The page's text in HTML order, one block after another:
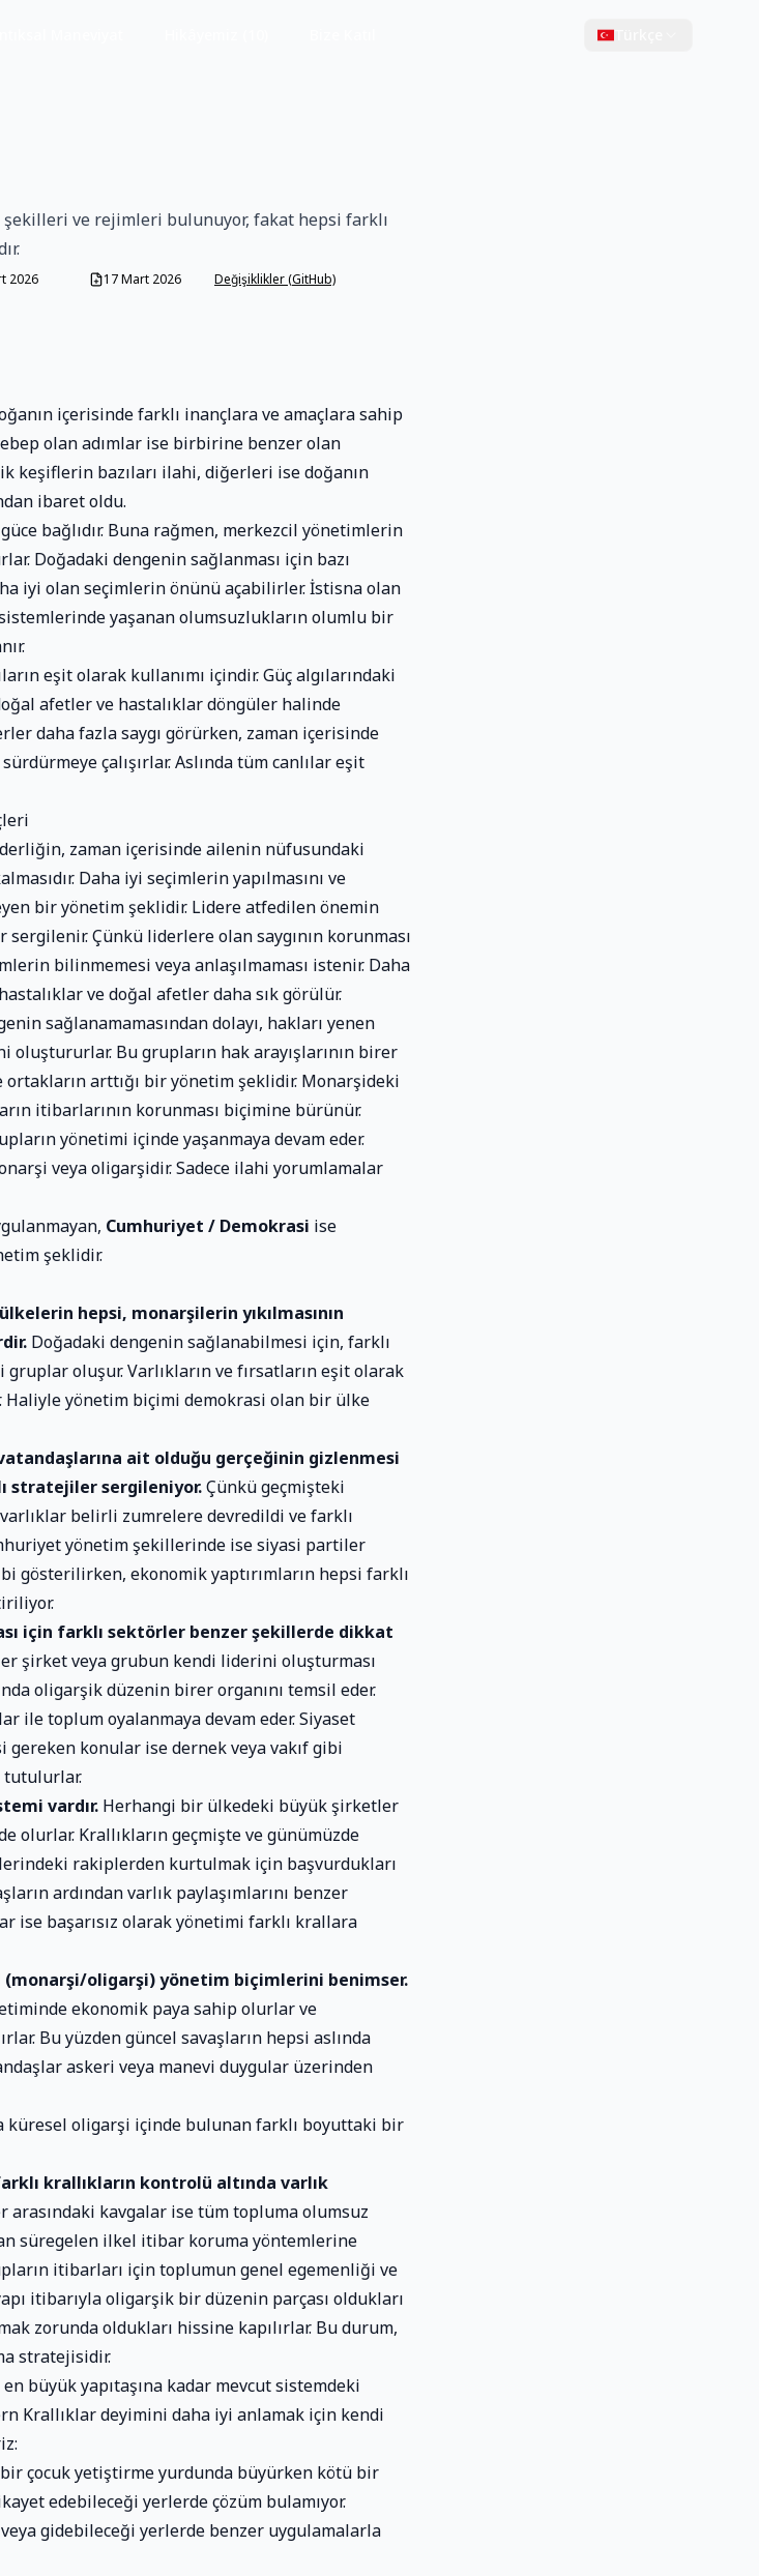
şekilleri ve rejimleri bulunuyor, fakat hepsi farklı
2026 17 Mart 2026 Değişiklikler (GitHub)
içerisinde farklı inançlara ve amaçlara sahip
olan adımlar ise birbirine benzer olan
keşiflerin bazıları ilahi, diğerleri ise doğanın
ibaret oldu.
bağlıdır. Buna rağmen, merkezcil yönetimlerin
Doğadaki dengenin sağlanması için bazı
iyi olan seçimlerin önünü açabilirler. İstisna olan
yaşanan olumsuzlukların olumlu bir
eşit olarak kullanımı içindir. Güç algılarındaki
afetler ve hastalıklar döngüler halinde
daha fazla saygı görürken, zaman içerisinde
çalışırlar. Aslında tüm canlılar eşit
zaman içerisinde ailenin nüfusundaki
Daha iyi seçimlerin yapılmasını ve
bir yönetim şeklidir. Lidere atfedilen önemin
sergilenir. Çünkü liderlere olan saygının korunması
bilinmemesi veya anlaşılmaması istenir. Daha
ve doğal afetler daha sık görülür.
sağlanamamasından dolayı, hakları yenen
Bu grupların hak arayışlarının birer
ortakların arttığı bir yönetim şeklidir. Monarşideki
itibarlarının korunması biçimine bürünür.
yönetimi içinde yaşanmaya devam eder.
veya oligarşidir. Sadece ilahi yorumlamalar
Cumhuriyet / Demokrasi ise
şeklidir.
hepsi, monarşilerin yıkılmasının
Doğadaki dengenin sağlanabilmesi için, farklı
oluşur. Varlıkların ve fırsatların eşit olarak
Haliyle yönetim biçimi demokrasi olan bir ülke
ait olduğu gerçeğinin gizlenmesi
stratejiler sergileniyor.Çünkü geçmişteki
varlıklar belirli zumrelere devredildi ve farklı
yönetim şekillerinde ise siyasi partiler
gösterilirken, ekonomik yaptırımların hepsi farklı
için farklı sektörler benzer şekillerde dikkat
şirket veya grubun kendi liderini oluşturması
oligarşik düzenin birer organını temsil eder.
ile toplum oyalanmaya devam eder. Siyaset
gereken konular ise dernek veya vakıf gibi
tutulurlar.
vardır. Herhangi bir ülkedeki büyük şirketler
Krallıkların geçmişte ve günümüzde
rakiplerden kurtulmak için başvurdukları
ardından varlık paylaşımlarını benzer
ise başarısız olarak yönetimi farklı krallara
(monarşi/oligarşi) yönetim biçimlerini benimser.
ekonomik paya sahip olurlar ve
Bu yüzden güncel savaşların hepsi aslında
askeri veya manevi duygular üzerinden
küresel oligarşi içinde bulunan farklı boyuttaki bir
krallıkların kontrolü altında varlık
arasındaki kavgalar ise tüm topluma olumsuz
süregelen ilkel itibar koruma yöntemlerine
itibarları için toplumun genel egemenliği ve
itibarıyla oligarşik bir düzenin parçası oldukları
zorunda oldukları hissine kapılırlar. Bu durum,
stratejisidir.
büyük yapıtaşına kadar mevcut sistemdeki
Krallıklar deyimini daha iyi anlamak için kendi
çocuk yetiştirme yurdunda büyürken kötü bir
edebileceği yerlerde çözüm bulamıyor.
gidebileceği yerlerde benzer uygulamalarla